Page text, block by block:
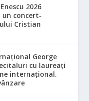
2026
un concert-
Cristian
George
cu laureați
internațional.